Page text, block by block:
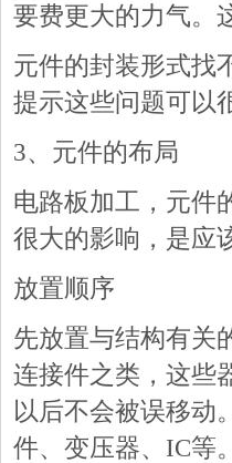
要费更大的力气。
元件的封装形式找
提示这些问题可以
3、元件的布局
电路板加工，元件
很大的影响，是应
放置顺序
先放置与结构有关
连接件之类，这些
以后不会被误移动
件、变压器、IC等